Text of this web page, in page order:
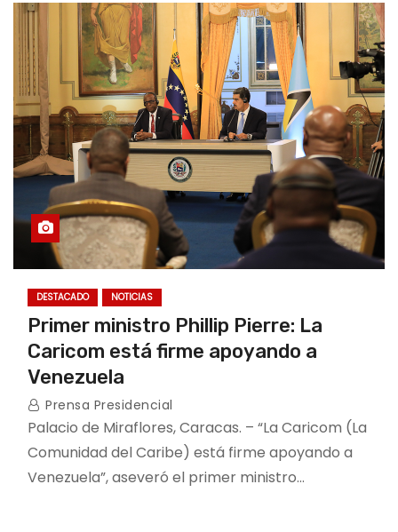
DESTACADO NOTICIAS
Primer ministro Phillip Pierre: La
Caricom está firme apoyando a
Venezuela
Prensa Presidencial
Palacio de Miraflores, Caracas. – “La Caricom (La
Comunidad del Caribe) está firme apoyando a
Venezuela”, aseveró el primer ministro…